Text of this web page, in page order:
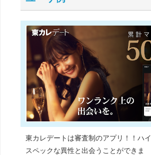
東カレデートは審査制のアプリ！！ハイ
スペックな異性と出会うことができま